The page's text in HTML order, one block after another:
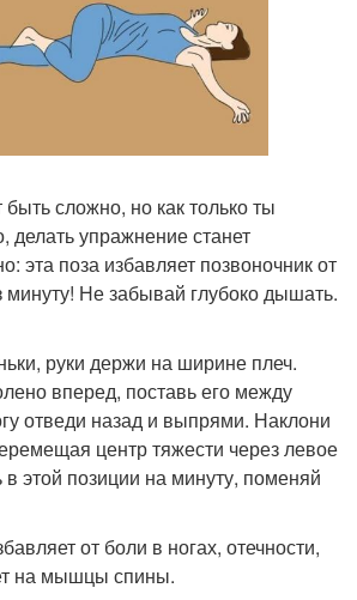
сложно, но как только ты
делать упражнение станет
эта поза избавляет позвоночник от
минуту! Не забывай глубоко дышать.
руки держи на ширине плеч.
вперед, поставь его между
отведи назад и выпрями. Наклони
центр тяжести через левое
этой позиции на минуту, поменяй
от боли в ногах, отечности,
на мышцы спины.